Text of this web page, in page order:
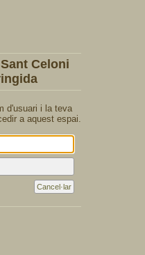
Celoni
d'usuari i la teva
a aquest espai.